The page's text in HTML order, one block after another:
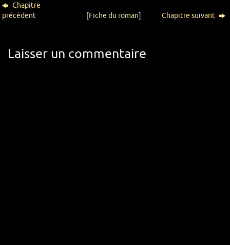
Chapitre
précédent
[Fiche du roman] Chapitre suivant
Laisser un commentaire